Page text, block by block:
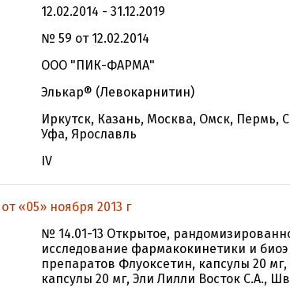
12.02.2014 - 31.12.2019
№ 59 от 12.02.2014
ООО "ПИК-ФАРМА"
Элькар® (Левокарнитин)
Иркутск, Казань, Москва, Омск, Пермь,
Уфа, Ярославль
IV
«05» ноября 2013 г
№ 14.01-13 Открытое,
исследование фармакокинетики и
препаратов Флуоксетин, капсулы 20
капсулы 20 мг, Эли Лилли Восток С.А.,